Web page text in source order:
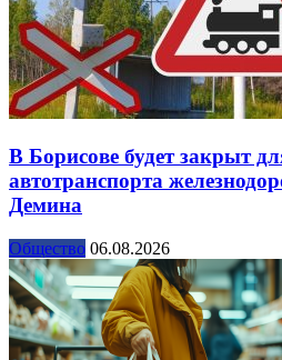
В Борисове будет закрыт
автотранспорта
Демина
Общество 06.08.2026